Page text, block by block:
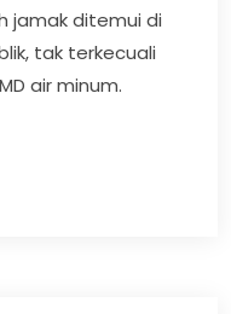
jamak ditemui di
tak terkecuali
air minum.